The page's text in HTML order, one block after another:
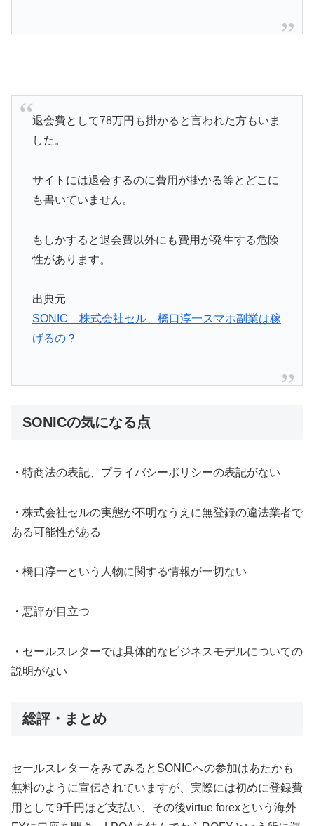
退会費として78万円も掛かると言われた方もいま
した。
サイトには退会するのに費用が掛かる等とどこに
も書いていません。
もしかすると退会費以外にも費用が発生する危険
性があります。
出典元
SONIC 株式会社セル、橋口淳一スマホ副業は稼
げるの？
SONICの気になる点
・特商法の表記、プライバシーポリシーの表記がない
・株式会社セルの実態が不明なうえに無登録の違法業者で
ある可能性がある
・橋口淳一という人物に関する情報が一切ない
・悪評が目立つ
・セールスレターでは具体的なビジネスモデルについての
説明がない
総評・まとめ
セールスレターをみてみると SONICへの参加はあたかも
無料のように宣伝されていますが、実際には初めに登録費
用として9千円ほど支払い、その後virtue forexという海外